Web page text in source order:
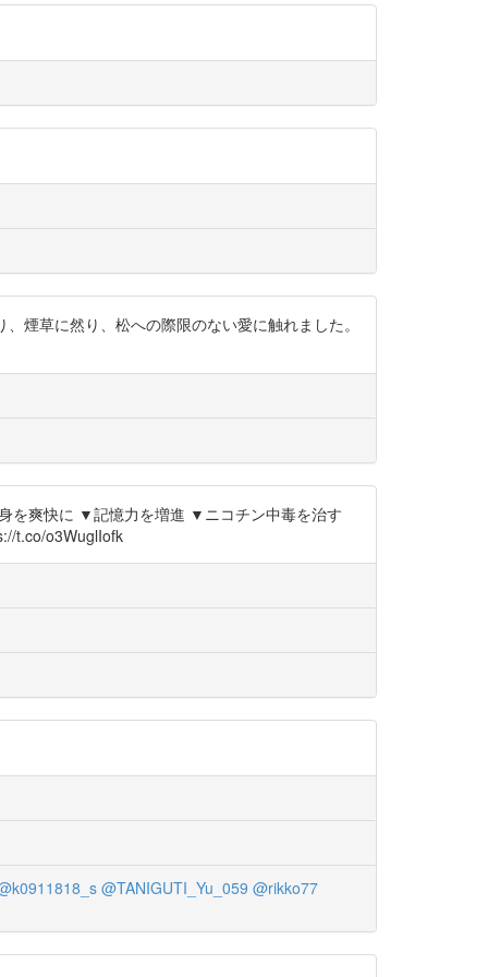
煙草に然り、松への際限のない愛に触れました。
を爽快に ▼記憶力を増進 ▼ニコチン中毒を治す
t.co/o3WuglIofk
@TANIGUTI_Yu_059 @rikko77